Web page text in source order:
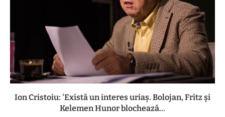
Ion Cristoiu: 'Există un interes uriaș. Bolojan, Fritz și
Kelemen Hunor blochează...